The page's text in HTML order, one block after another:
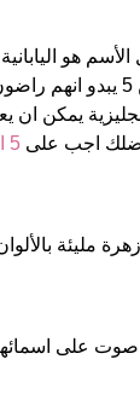
اسمائهم ب 4.5 نجمة
يمكن ان
5 اسئلة عن أسمك